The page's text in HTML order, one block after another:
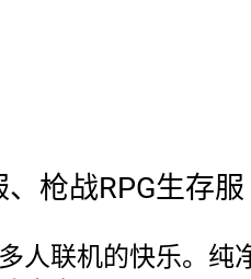
枪战RPG生存服
人联机的快乐。纯